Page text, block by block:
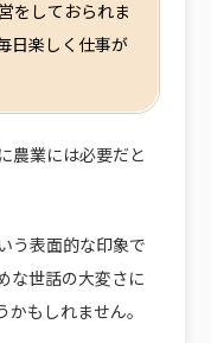
をしておられま
日楽しく仕事が
農業には必要だと
う表面的な印象で
な世話の大変さに
もしれません。